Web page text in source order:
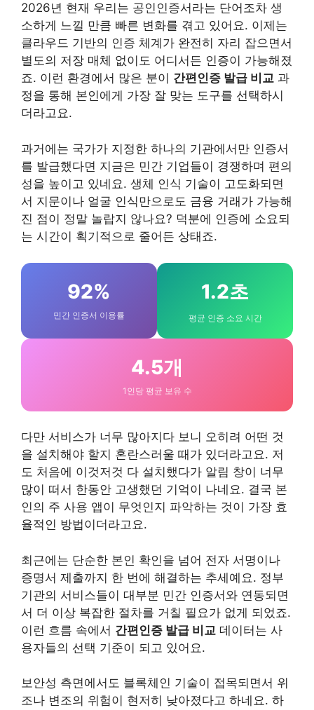
2026년 현재 우리는 공인인증서라는 단어조차 생
소하게 느낄 만큼 빠른 변화를 겪고 있어요. 이제는
클라우드 기반의 인증 체계가 완전히 자리 잡으면서
별도의 저장 매체 없이도 어디서든 인증이 가능해졌
죠. 이런 환경에서 많은 분이 간편인증 발급 비교 과
정을 통해 본인에게 가장 잘 맞는 도구를 선택하시
더라고요.
과거에는 국가가 지정한 하나의 기관에서만 인증서
를 발급했다면 지금은 민간 기업들이 경쟁하며 편의
성을 높이고 있네요. 생체 인식 기술이 고도화되면
서 지문이나 얼굴 인식만으로도 금융 거래가 가능해
진 점이 정말 놀랍지 않나요? 덕분에 인증에 소요되
는 시간이 획기적으로 줄어든 상태죠.
92%
민간 인증서 이용률
1.2초
평균 인증 소요 시간
4.5개
1인당 평균 보유 수
다만 서비스가 너무 많아지다 보니 오히려 어떤 것
을 설치해야 할지 혼란스러울 때가 있더라고요. 저
도 처음에 이것저것 다 설치했다가 알림 창이 너무
많이 떠서 한동안 고생했던 기억이 나네요. 결국 본
인의 주 사용 앱이 무엇인지 파악하는 것이 가장 효
율적인 방법이더라고요.
최근에는 단순한 본인 확인을 넘어 전자 서명이나
증명서 제출까지 한 번에 해결하는 추세예요. 정부
기관의 서비스들이 대부분 민간 인증서와 연동되면
서 더 이상 복잡한 절차를 거칠 필요가 없게 되었죠.
이런 흐름 속에서 간편인증 발급 비교 데이터는 사
용자들의 선택 기준이 되고 있어요.
보안성 측면에서도 블록체인 기술이 접목되면서 위
조나 변조의 위험이 현저히 낮아졌다고 하네요. 하